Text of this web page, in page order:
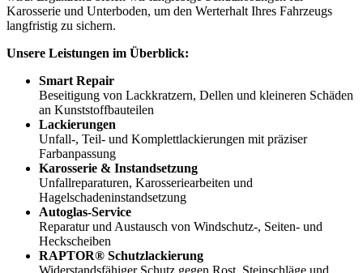
Karosserie und Unterboden, um den Werterhalt Ihres Fahrzeugs
langfristig zu sichern.
Unsere Leistungen im Überblick:
Smart Repair
Beseitigung von Lackkratzern, Dellen und kleineren Schäden
an Kunststoffbauteilen
Lackierungen
Unfall-, Teil- und Komplettlackierungen mit präziser
Farbanpassung
Karosserie & Instandsetzung
Unfallreparaturen, Karosseriearbeiten und
Hagelschadeninstandsetzung
Autoglas-Service
Reparatur und Austausch von Windschutz-, Seiten- und
Heckscheiben
RAPTOR® Schutzlackierung